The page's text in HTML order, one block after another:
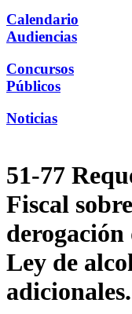
Calendario
Audiencias
Concursos
Públicos
Noticias
51-77
Fiscal
derogación
Ley de
adicionales.